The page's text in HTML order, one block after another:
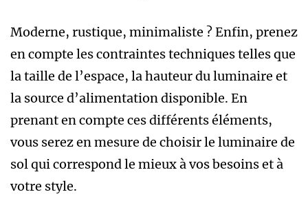
Moderne, rustique, minimaliste ? Enfin, prenez
en compte les contraintes techniques telles que
la taille de l’espace, la hauteur du luminaire et
la source d’alimentation disponible. En
prenant en compte ces différents éléments,
vous serez en mesure de choisir le luminaire de
sol qui correspond le mieux à vos besoins et à
votre style.